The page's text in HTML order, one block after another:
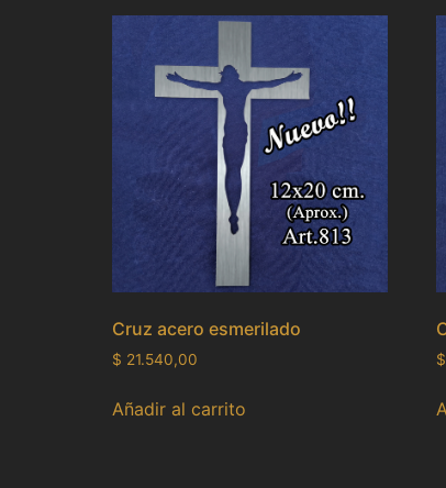
Cruz acero esmerilado
$ 21.540,00
Añadir al carrito
$